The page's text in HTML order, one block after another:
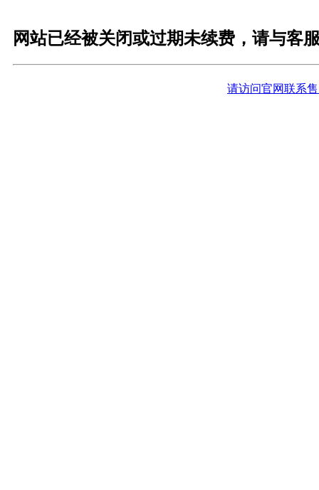
网站已经被关闭或过期未续费，请与客
请访问官网联系